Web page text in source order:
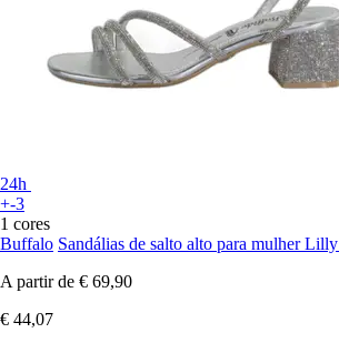
24h
+-3
1 cores
Buffalo Sandálias de salto alto para mulher
A partir de € 69,90
€ 44,07